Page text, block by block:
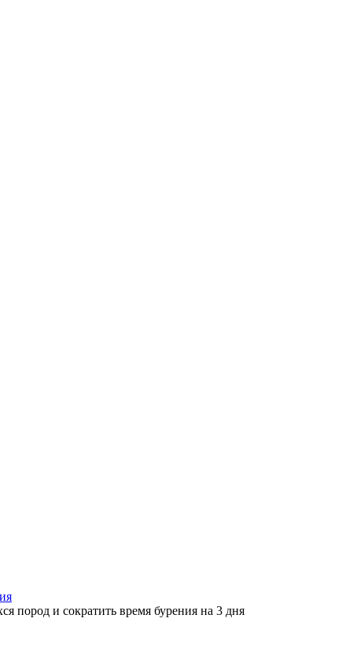
пород и сократить время бурения на 3 дня